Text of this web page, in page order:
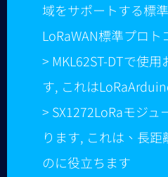
域をサポートする標
LoRaWAN標準プロト
> MKL62ST-DTで使
す, これは
> SX1272LoRaモジュ
ります, これは、長
のに役立ちます